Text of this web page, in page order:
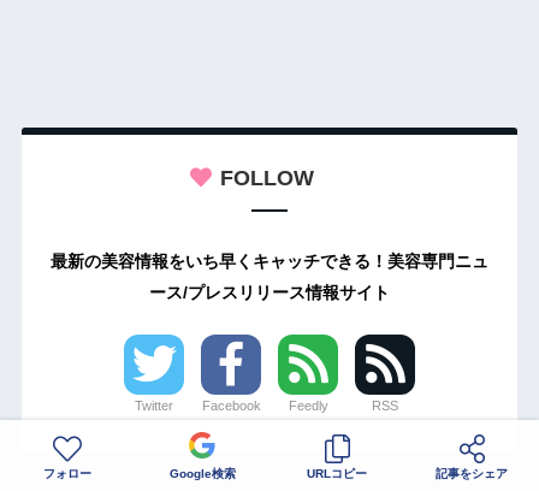
FOLLOW
最新の美容情報をいち早くキャッチできる！美容専門ニュ
ース/プレスリリース情報サイト
Twitter Facebook Feedly RSS
フォロー Google検索 URLコピー 記事をシェア